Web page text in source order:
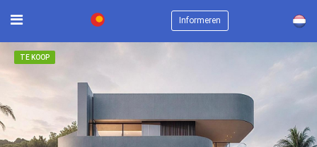
Informeren ×
TE KOOP